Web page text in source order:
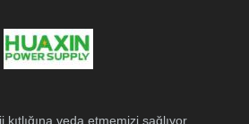
veda etmemizi sağlıyor.